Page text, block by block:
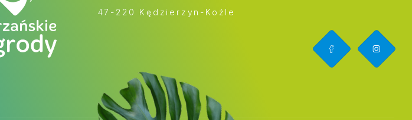
47-220 Kędzierzyn-Koźle